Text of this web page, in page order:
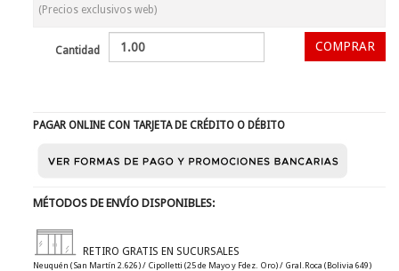
(Precios exclusivos web)
Cantidad
PAGAR ONLINE CON TARJETA DE CRÉDITO O DÉBITO
MÉTODOS DE ENVÍO DISPONIBLES:
RETIRO GRATIS EN SUCURSALES
Neuquén (San Martín 2.626) / Cipolletti (25 de Mayo y Fdez. Oro) / Gral.Roca (Bolivia 649)